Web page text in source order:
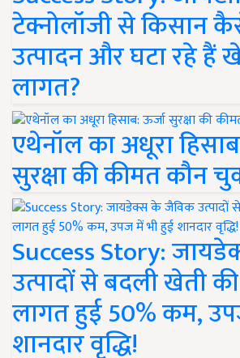
टेक्नोलॉजी से किसान
उत्पादन और घटा रहे हैं
लागत?
एथेनॉल का अधूरा
सुरक्षा की कीमत कौन
Success Story:
उत्पादों से बदली खेती
लागत हुई 50% कम,
शानदार वृद्धि!